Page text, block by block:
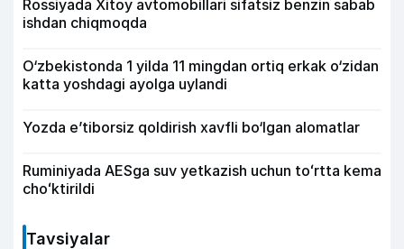
Rossiyada Xitoy avtomobillari sifatsiz benzin sabab
ishdan chiqmoqda
O‘zbekistonda 1 yilda 11 mingdan ortiq erkak o‘zidan
katta yoshdagi ayolga uylandi
Yozda e’tiborsiz qoldirish xavfli bo‘lgan alomatlar
Ruminiyada AESga suv yetkazish uchun toʻrtta kema
choʻktirildi
Tavsiyalar